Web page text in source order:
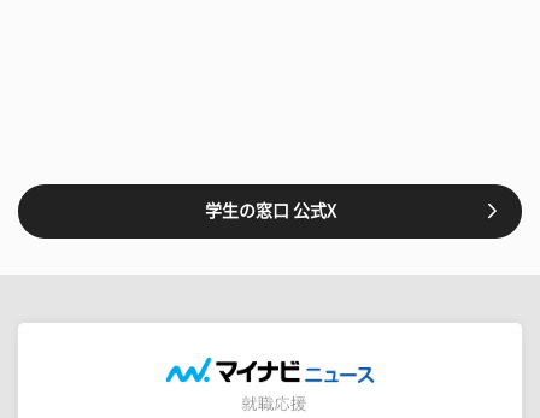
学生の窓口 公式X